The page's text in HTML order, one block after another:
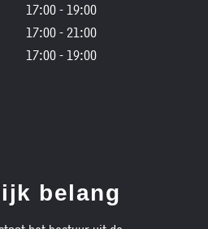
17:00 - 19:00
17:00 - 21:00
17:00 - 19:00
belang